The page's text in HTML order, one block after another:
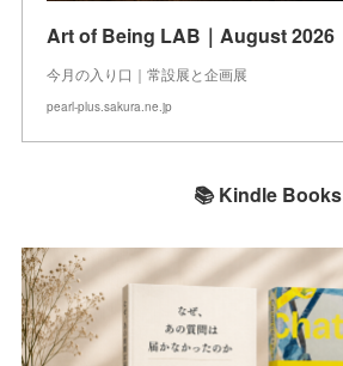
Art of Being LAB｜August 2026
今月の入り口｜常設展と企画展
pearl-plus.sakura.ne.jp
📚 Kindle Books